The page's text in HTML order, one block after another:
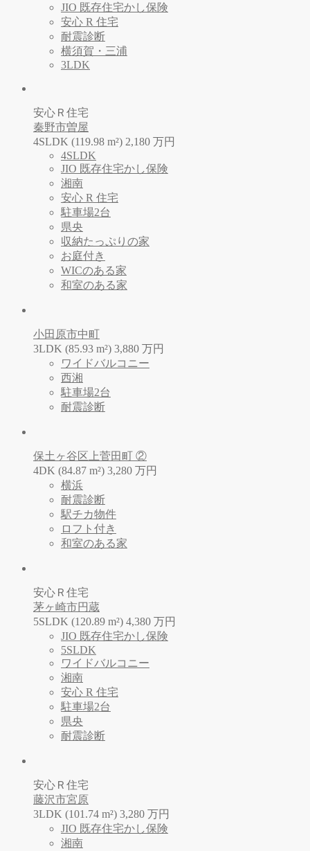
JIO 既存住宅かし保険
安心 R 住宅
耐震診断
横須賀・三浦
3LDK
安心Ｒ住宅
秦野市曽屋
4SLDK (119.98 m²) 2,180 万円
4SLDK
JIO 既存住宅かし保険
湘南
安心 R 住宅
駐車場2台
県央
収納たっぷりの家
お庭付き
WICのある家
和室のある家
小田原市中町
3LDK (85.93 m²) 3,880 万円
ワイドバルコニー
西湘
駐車場2台
耐震診断
保土ヶ谷区上菅田町 ②
4DK (84.87 m²) 3,280 万円
横浜
耐震診断
駅チカ物件
ロフト付き
和室のある家
安心Ｒ住宅
茅ヶ崎市円蔵
5SLDK (120.89 m²) 4,380 万円
JIO 既存住宅かし保険
5SLDK
ワイドバルコニー
湘南
安心 R 住宅
駐車場2台
県央
耐震診断
安心Ｒ住宅
藤沢市宮原
3LDK (101.74 m²) 3,280 万円
JIO 既存住宅かし保険
湘南